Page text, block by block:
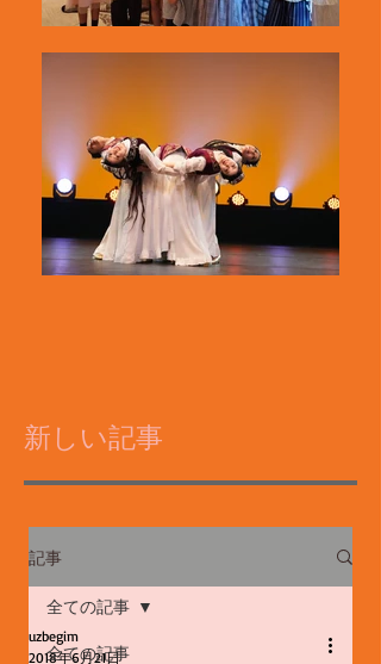
新しい記事
記事
全ての記事
全ての記事
uzbegim
2018年6月21日